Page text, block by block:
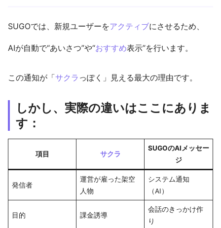
SUGOでは、新規ユーザーをアクティブにさせるため、
AIが自動で“あいさつ”や“おすすめ表示”を行います。
この通知が「サクラ っぽく」見える最大の理由です。
しかし、実際の違いはここにありま
す：
項目 サクラ
SUGOのAIメッセー
ジ
発信者
運営が雇った架空
人物
システム通知
（AI）
目的 課金誘導
会話のきっかけ作
り